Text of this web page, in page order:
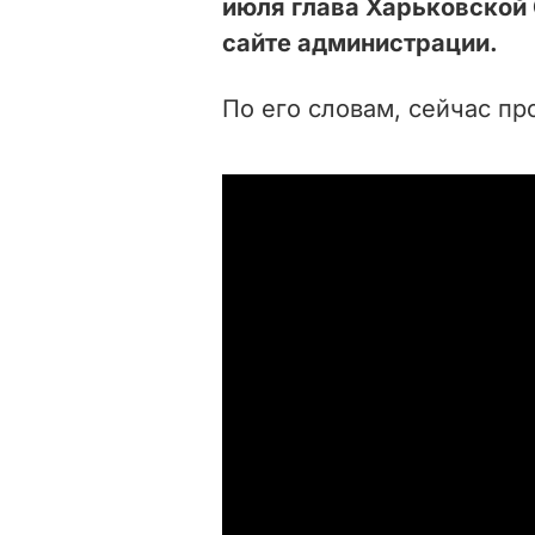
июля глава
сайте администрации.
По его словам, сейчас